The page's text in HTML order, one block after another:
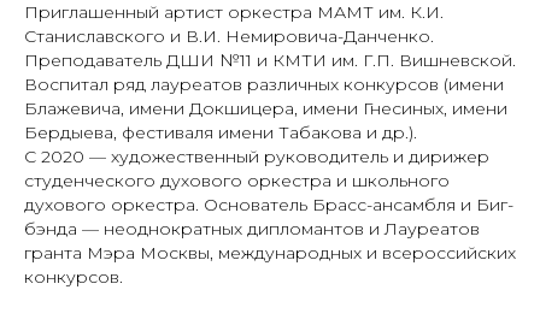
Приглашенный артист оркестра МАМТ им. К.И.
Станиславского и В.И. Немировича-Данченко.
Преподаватель ДШИ №11 и КМТИ им. Г.П. Вишневской.
Воспитал ряд лауреатов различных конкурсов (имени
Блажевича, имени Докшицера, имени Гнесиных, имени
Бердыева, фестиваля имени Табакова и др.).
С 2020 — художественный руководитель и дирижер
студенческого духового оркестра и школьного
духового оркестра. Основатель Брасс-ансамбля и Биг-
бэнда — неоднократных дипломантов и Лауреатов
гранта Мэра Москвы, международных и всероссийских
конкурсов.